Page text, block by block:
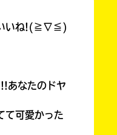
いいね!(≧∇≦)
あなたのドヤ
て可愛かった